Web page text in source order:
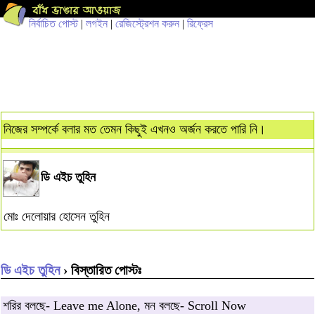
নির্বাচিত পোস্ট| লগইন | রেজিস্ট্রেশন করুন | রিফ্রেস
নিজের সম্পর্কে বলার মত তেমন কিছুই এখনও অর্জন করতে পারি নি।
ডি এইচ তুহিন
মোঃ দেলোয়ার হোসেন তুহিন
ডি এইচ তুহিন› বিস্তারিত পোস্টঃ
শরির বলছে- Leave me Alone, মন বলছে- Scroll Now